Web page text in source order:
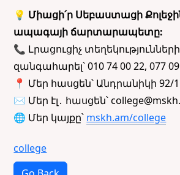
💡 Միացի՛ր Սեբաստացի
ապագայի ճարտարապետը:
📞 Լրացուցիչ
զանգահարել՝ 010 74 00 22, 077
📍 Մեր հասցեն՝ Անդրանիկի 92/1
✉️ Մեր էլ․ հասցեն՝
🌐 Մեր կայքը՝ mskh.am/college
college